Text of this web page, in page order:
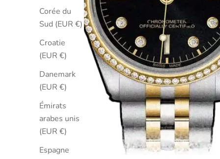
Corée du
Sud (EUR €)
Croatie
(EUR €)
Danemark
(EUR €)
Émirats
arabes unis
(EUR €)
Espagne